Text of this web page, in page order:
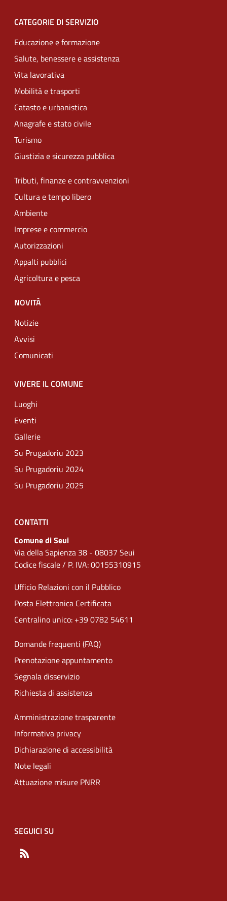
CATEGORIE DI SERVIZIO
Educazione e formazione
Salute, benessere e assistenza
Vita lavorativa
Mobilità e trasporti
Catasto e urbanistica
Anagrafe e stato civile
Turismo
Giustizia e sicurezza pubblica
Tributi, finanze e contravvenzioni
Cultura e tempo libero
Ambiente
Imprese e commercio
Autorizzazioni
Appalti pubblici
Agricoltura e pesca
NOVITÀ
Notizie
Avvisi
Comunicati
VIVERE IL COMUNE
Luoghi
Eventi
Gallerie
Su Prugadoriu 2023
Su Prugadoriu 2024
Su Prugadoriu 2025
CONTATTI
Comune di Seui
Via della Sapienza 38 - 08037 Seui
Codice fiscale / P. IVA: 00155310915
Ufficio Relazioni con il Pubblico
Posta Elettronica Certificata
Centralino unico: +39 0782 54611
Domande frequenti (FAQ)
Prenotazione appuntamento
Segnala disservizio
Richiesta di assistenza
Amministrazione trasparente
Informativa privacy
Dichiarazione di accessibilità
Note legali
Attuazione misure PNRR
SEGUICI SU